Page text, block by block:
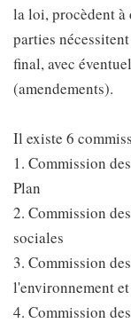
la loi, procèdent à
parties
final, avec
(amendements).
Il existe 6
1. Commission
Plan
2. Commission
sociales
3. Commission
l'environnement
4. Commission